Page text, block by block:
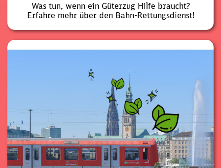
Was tun, wenn ein Güterzug Hilfe braucht?
Erfahre mehr über den Bahn-Rettungsdienst!